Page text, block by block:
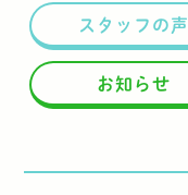
スタッフの声
お知らせ